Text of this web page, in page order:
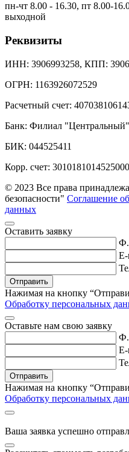
пн-чт 8.00 - 16.30, пт 8.00-
выходной
Реквизиты
ИНН: 3906993258, КПП:
ОГРН: 1163926072529
Расчетный счет:
Банк: Филиал
БИК: 044525411
Корр. счет:
© 2023 Все права
безопасности" Соглашение
данных
Оставить заявку
Нажимая на кнопку
Обработку персональных
Оставьте нам свою заявку
Нажимая на кнопку
Обработку персональных
Ваша заявка успешно